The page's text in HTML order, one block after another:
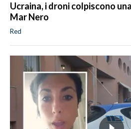
Ucraina, i droni colpiscono
Mar Nero
Red